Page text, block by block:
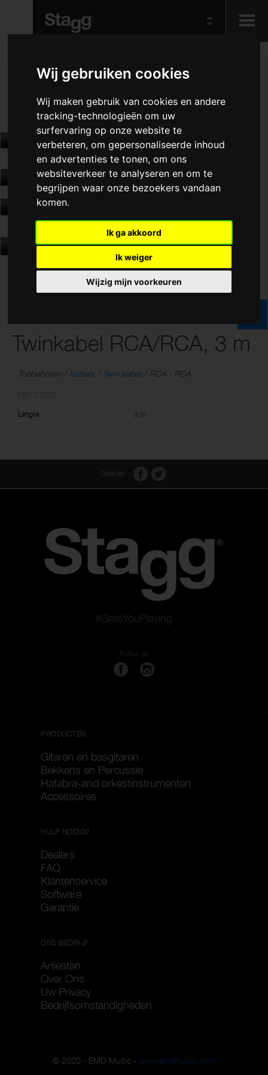
Wij gebruiken cookies
Wij maken gebruik van cookies en andere
tracking-technologieën om uw
surfervaring op onze website te
verbeteren, om gepersonaliseerde inhoud
en advertenties te tonen, om ons
websiteverkeer te analyseren en om te
begrijpen waar onze bezoekers vandaan
komen.
Ik ga akkoord
Ik weiger
Wijzig mijn voorkeuren
Audio &
Lighting
Twinkabel RCA/RCA, 3 m
Toebehoren Kabels Twin kabel RCA - RCA
Lengte 3 m
#GetsYouPlaying
Follow us
PRODUCTEN
Gitaren en basgitaren
Bekkens en Percussie
Hafabra-and orkestinstrumenten
Accessoires
HULP NODIG?
Dealers
FAQ
Klantenservice
Software
Garantie
ONS BEDRIJF
Artiesten
Over Ons
Uw Privacy
Bedrijfsomstandigheden
© 2020 - EMD Music - www.emdmusic.com